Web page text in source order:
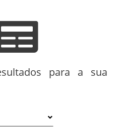
para a sua